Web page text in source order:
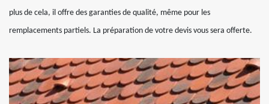
plus de cela, il offre des garanties de qualité, même pour les
remplacements partiels. La préparation de votre devis vous sera offerte.